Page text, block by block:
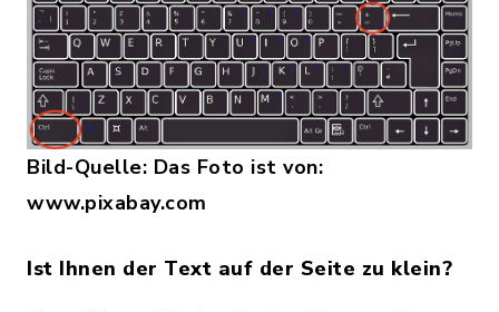
Bild-Quelle: Das Foto ist von:
www.pixabay.com
Ist Ihnen der Text auf der Seite zu klein?